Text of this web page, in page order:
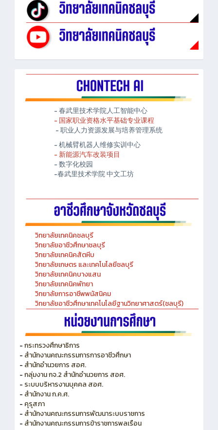
- 春武里技术学院人工智能中心
- 国家职业资格水平基础专业课程
- 职业人力资源发展与培养管理系统
- 机械臂机器人维修实训中心
- 新能源汽车改装项目
- 数字化校园
-春武里技术学院 中文工坊
วิทยาลัยเทคนิคชลบุรี
วิทยาลัยอาชีวศึกษาชลบุรี
วิทยาลัยเทคนิคสัตหีบ
วิทยาลัยเกษตร และเทคโนโลยีชลบุรี
วิทยาลัยเทคนิคบางแสน
วิทยาลัยเทคนิคพัทยา
วิทยาลัยการอาชีพพนัสนิคม
วิทยาลัยอาชีวศึกษาเทคโนโลยีฐานวิทยาศาสตร์(ชลบุรี)
-กระทรวงศึกษาธิการ
- สำนักงานคณะกรรมการการอาชีวศึกษา
- สำนักอำนวยการ สอศ.
-กลุ่มงาน กจ.2 สำนักอำนวยการ สอศ.
- ระบบบริหารงานบุคคล สอศ.
- สำนักงาน ก.ค.ศ.
- คุรุสภา
- สำนักงานคณะกรรมการพัฒนาระบบราชการ
- สำนักงานคณะกรรมการข้าราชการพลเรือน